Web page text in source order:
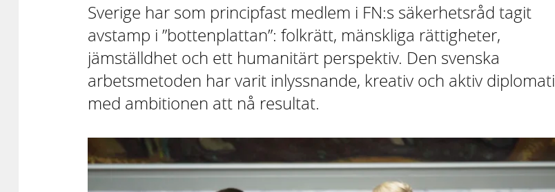
Sverige har som principfast medlem i FN:s säkerhetsråd tagit
avstamp i ”bottenplattan”: folkrätt, mänskliga rättigheter,
jämställdhet och ett humanitärt perspektiv. Den svenska
arbetsmetoden har varit inlyssnande, kreativ och aktiv diplomati
med ambitionen att nå resultat.